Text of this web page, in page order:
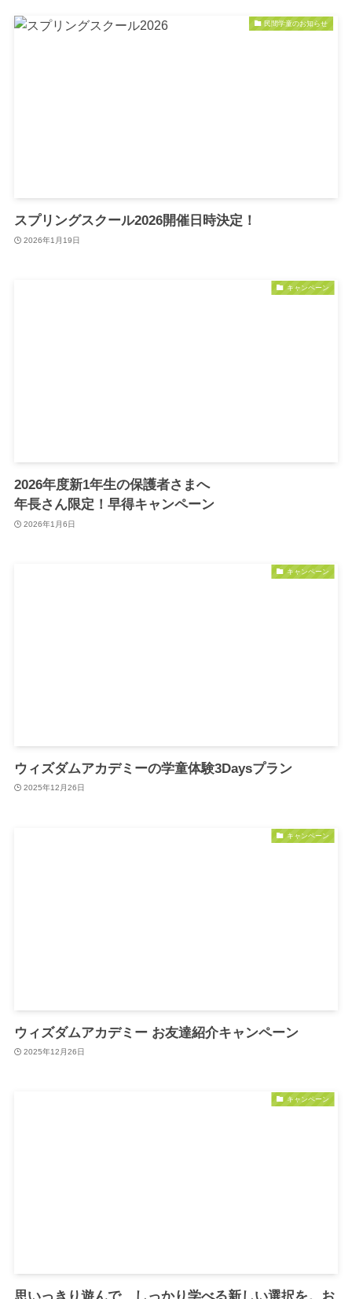
民間学童のお知らせ
スプリングスクール2026開催日時決定！
2026年1月19日
キャンペーン
2026年度新1年生の保護者さまへ
年長さん限定！早得キャンペーン
2026年1月6日
キャンペーン
ウィズダムアカデミーの学童体験3Daysプラン
2025年12月26日
キャンペーン
ウィズダムアカデミー お友達紹介キャンペーン
2025年12月26日
キャンペーン